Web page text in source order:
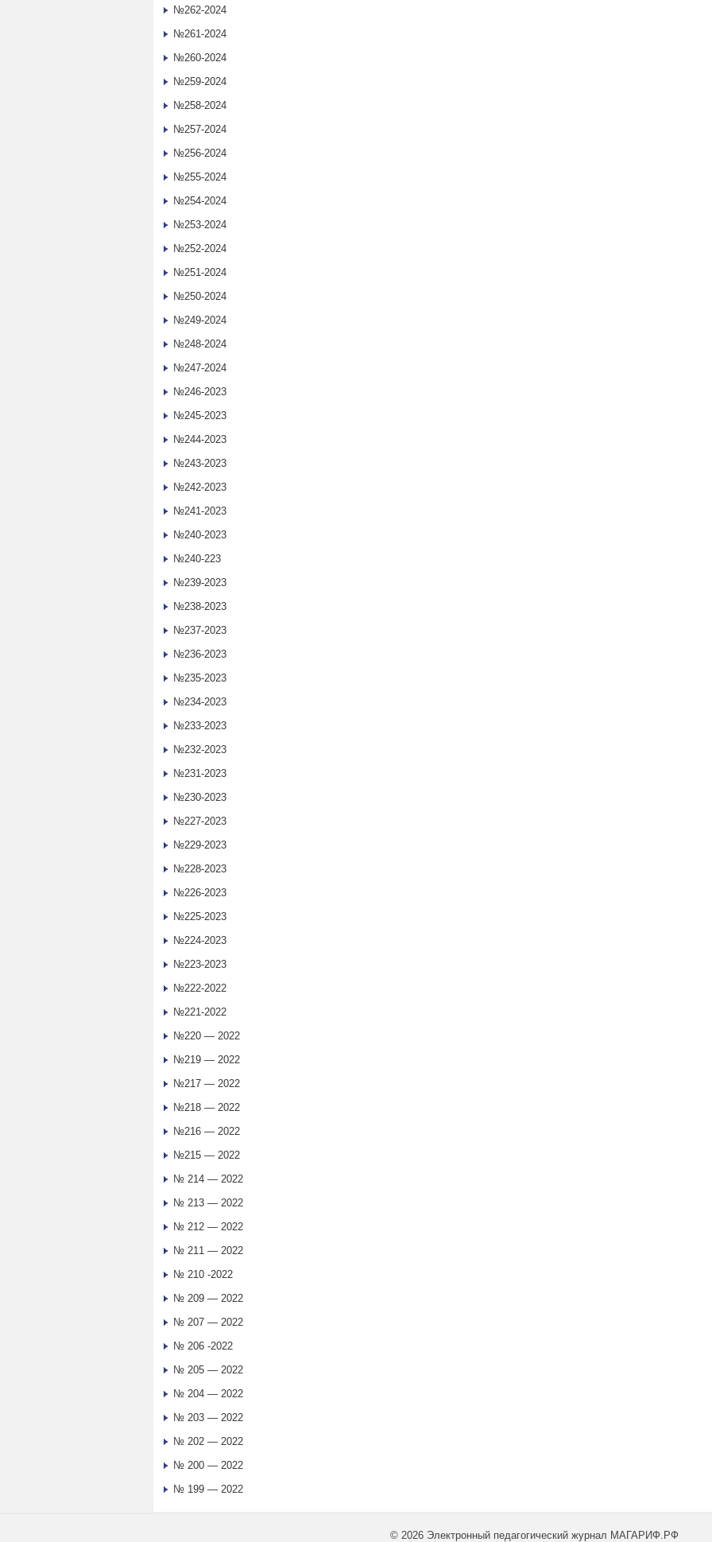
№262-2024
№261-2024
№260-2024
№259-2024
№258-2024
№257-2024
№256-2024
№255-2024
№254-2024
№253-2024
№252-2024
№251-2024
№250-2024
№249-2024
№248-2024
№247-2024
№246-2023
№245-2023
№244-2023
№243-2023
№242-2023
№241-2023
№240-2023
№240-223
№239-2023
№238-2023
№237-2023
№236-2023
№235-2023
№234-2023
№233-2023
№232-2023
№231-2023
№230-2023
№227-2023
№229-2023
№228-2023
№226-2023
№225-2023
№224-2023
№223-2023
№222-2022
№221-2022
№220 — 2022
№219 — 2022
№217 — 2022
№218 — 2022
№216 — 2022
№215 — 2022
№ 214 — 2022
№ 213 — 2022
№ 212 — 2022
№ 211 — 2022
№ 210 -2022
№ 209 — 2022
№ 207 — 2022
№ 206 -2022
№ 205 — 2022
№ 204 — 2022
№ 203 — 2022
№ 202 — 2022
№ 200 — 2022
№ 199 — 2022
© 2026 Электронный педагогический журнал МАГАРИФ.РФ